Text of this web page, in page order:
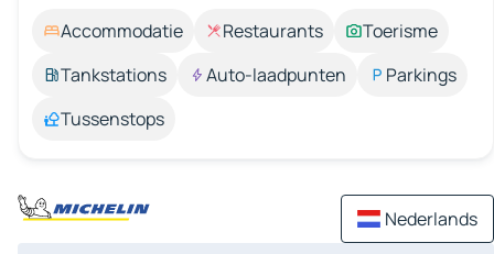
Accommodatie Restaurants
Toerisme
Tankstations
Auto-laadpunten
Parkings
Tussenstops
Nederlands